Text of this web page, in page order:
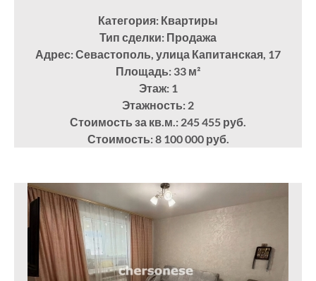
Категория: Квартиры
Тип сделки: Продажа
Адрес: Севастополь, улица Капитанская, 17
Площадь: 33 м²
Этаж: 1
Этажность: 2
Стоимость за кв.м.: 245 455 руб.
Стоимость: 8 100 000 руб.